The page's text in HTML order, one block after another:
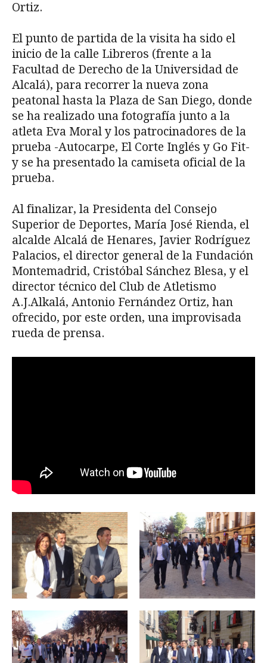
Ortiz.
El punto de partida de la visita ha sido el
inicio de la calle Libreros (frente a la
Facultad de Derecho de la Universidad de
Alcalá), para recorrer la nueva zona
peatonal hasta la Plaza de San Diego, donde
se ha realizado una fotografía junto a la
atleta Eva Moral y los patrocinadores de la
prueba -Autocarpe, El Corte Inglés y Go Fit-
y se ha presentado la camiseta oficial de la
prueba.
Al finalizar, la Presidenta del Consejo
Superior de Deportes, María José Rienda, el
alcalde Alcalá de Henares, Javier Rodríguez
Palacios, el director general de la Fundación
Montemadrid, Cristóbal Sánchez Blesa, y el
director técnico del Club de Atletismo
A.J.Alkalá, Antonio Fernández Ortiz, han
ofrecido, por este orden, una improvisada
rueda de prensa.